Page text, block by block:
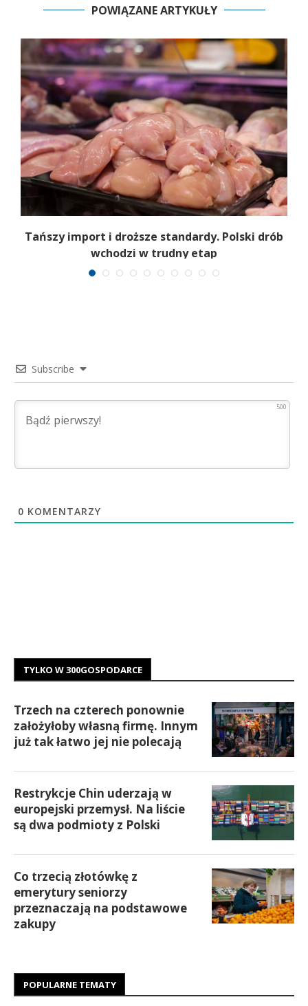
POWIĄZANE ARTYKUŁY
Tańszy import i droższe standardy. Polski drób
wchodzi w trudny etap
Subscribe
500
0 KOMENTARZY
TYLKO W 300GOSPODARCE
Trzech na czterech ponownie
założyłoby własną firmę. Innym
już tak łatwo jej nie polecają
Restrykcje Chin uderzają w
europejski przemysł. Na liście
są dwa podmioty z Polski
Co trzecią złotówkę z
emerytury seniorzy
przeznaczają na podstawowe
zakupy
POPULARNE TEMATY